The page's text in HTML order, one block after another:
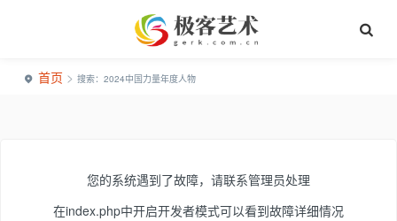
首页 > 搜索：2024中国力量年度人物
您的系统遇到了故障，请联系管理员处理
在index.php中开启开发者模式可以看到故障详细情况